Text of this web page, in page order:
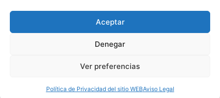
Aceptar
Denegar
Ver preferencias
Política de Privacidad del sitio WEBAviso Legal